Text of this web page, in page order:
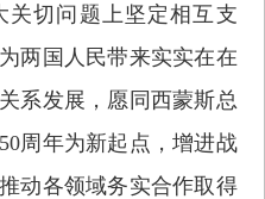
关切问题上坚定相互支
两国人民带来实实在在
系发展，愿同西蒙斯总
周年为新起点，增进战
动各领域务实合作取得